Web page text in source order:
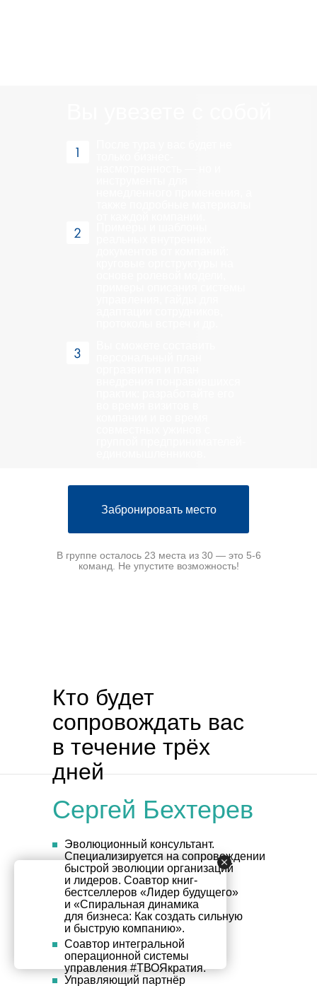
Забронировать место
В группе осталось 23 места из 30 — это 5-6
команд. Не упустите возможность!
Эволюционный консультант.
Специализируется на сопровождении
быстрой эволюции организаций
и лидеров. Соавтор книг-
бестселлеров «Лидер будущего»
и «Спиральная динамика
для бизнеса: Как создать сильную
и быструю компанию».
Соавтор интегральной
операционной системы
управления #ТВОЯкратия.
Управляющий партнёр
Кто будет
сопровождать вас
в течение трёх
дней
Сергей Бехтерев